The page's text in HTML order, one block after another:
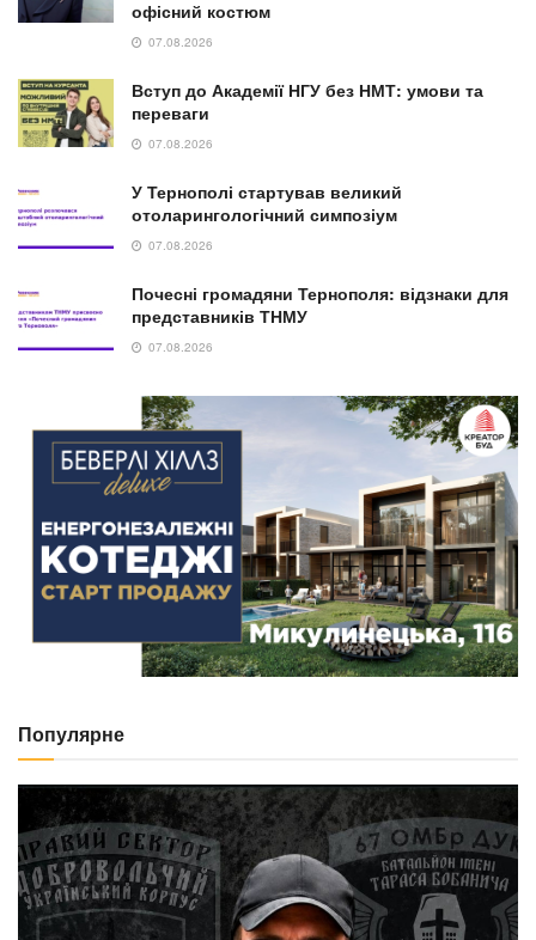
офісний костюм
07.08.2026
Вступ до Академії НГУ без НМТ: умови та
переваги
07.08.2026
У Тернополі стартував великий
отоларингологічний симпозіум
07.08.2026
Почесні громадяни Тернополя: відзнаки для
представників ТНМУ
07.08.2026
Популярне